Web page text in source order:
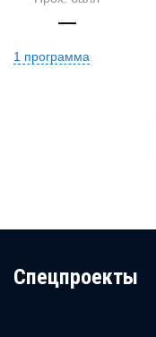
—
1 программа
Cпецпроекты